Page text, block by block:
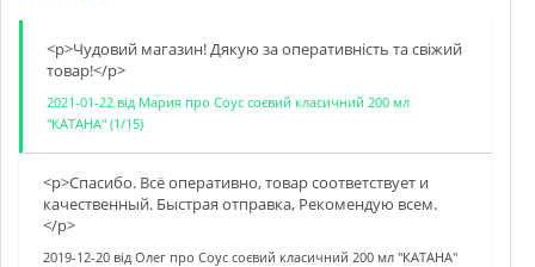
<p>Чудовий магазин! Дякую за оперативнiсть та свiжий
товар!</p>
2021-01-22 від Мария про Соус соєвий класичний 200 мл
"КАТАНА" (1/15)
<p>Спасибо. Всё оперативно, товар соответствует и
качественный. Быстрая отправка, Рекомендую всем.
</p>
2019-12-20 від Олег про Соус соєвий класичний 200 мл "КАТАНА"